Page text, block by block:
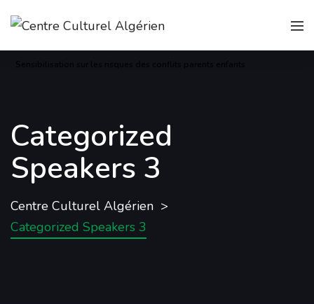
Sensibilisation sur les risques des conflits parents enfants
Categorized
Speakers 3
Centre Culturel Algérien
Categorized Speakers 3